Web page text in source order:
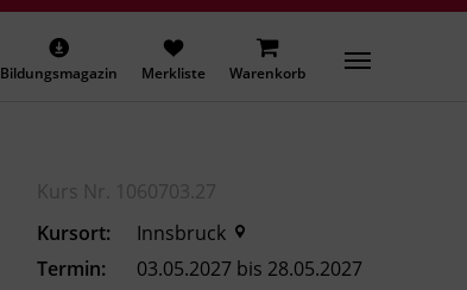
Bildungsmagazin Merkliste Warenkorb
Kurs Nr. 1060703.27
Kursort:
Innsbruck
Termin:
03.05.2027 bis 28.05.2027